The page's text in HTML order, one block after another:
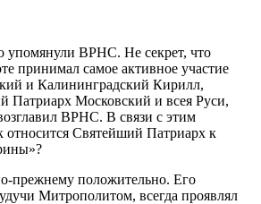
упомянули ВРНС. Не секрет, что
принимал самое активное участие
и Калининградский Кирилл,
Московский и всея Руси,
ВРНС. В связи с этим
относится Святейший Патриарх к
прежнему положительно. Его
Митрополитом, всегда проявлял